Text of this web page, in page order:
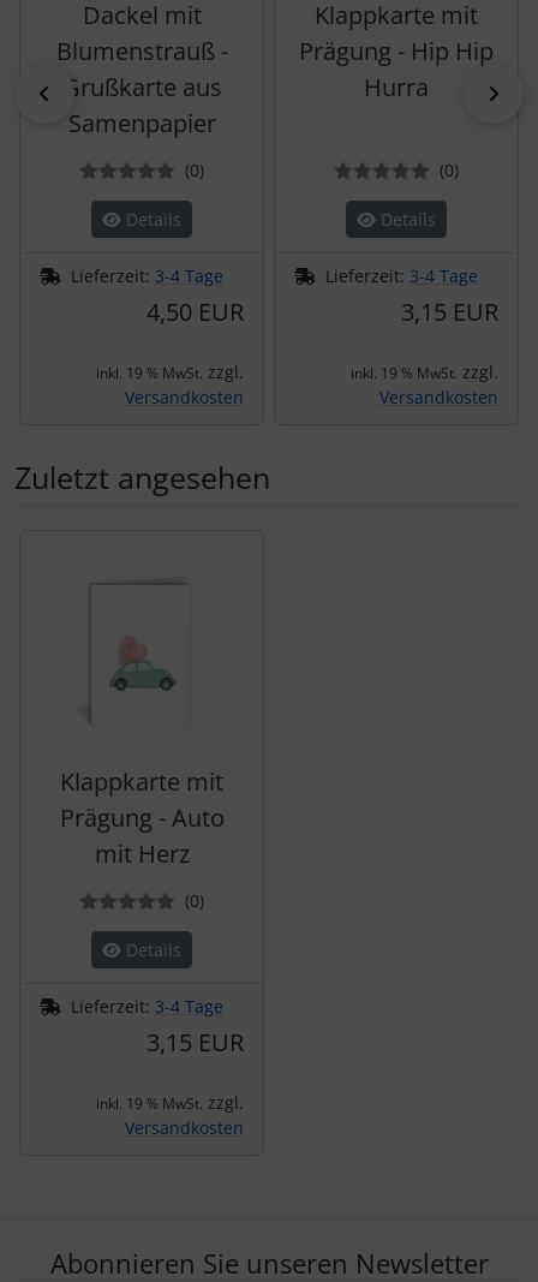
zurück
Dackel mit
Blumenstrauß -
Grußkarte aus
Samenpapier
(0Bewertungen
)
Details
Lieferzeit: 3-4 Tage
4,50 EUR
inkl. 19 % MwSt. zzgl.
Versandkosten
Klappkarte mit
Prägung - Hip Hip
Hurra
(0)
Details
Lieferzeit: 3-4 Tage
3,15 EUR
inkl. 19 % MwSt. zzgl.
Versandkosten
Zuletzt angesehen
Klappkarte mit
Prägung - Auto
mit Herz
(0Bewertungen
)
Details
Lieferzeit: 3-4 Tage
3,15 EUR
inkl. 19 % MwSt. zzgl.
Versandkosten
Abonnieren Sie unseren Newsletter